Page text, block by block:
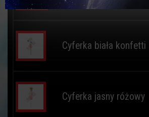
Cyferka biała konfetti
Cyferka jasny różowy